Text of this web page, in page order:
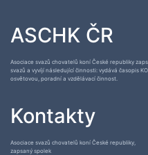
ASCHK ČR
Asociace svazů chovatelů koní České republiky
svazů a vyvíjí následující činnosti: vydává časopis
osvětovou, poradní a vzdělávací činnost.
Kontakty
Asociace svazů chovatelů koní České republiky,
zapsaný spolek